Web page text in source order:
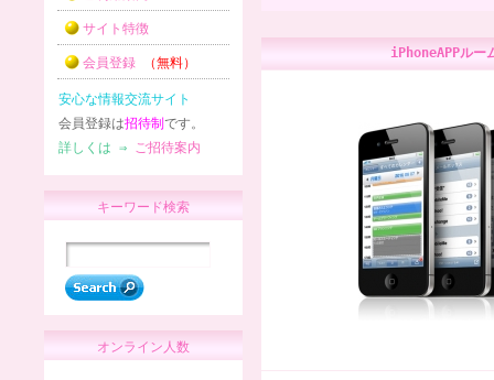
サイト特徴
会員登録 （無料）
安心な情報交流サイト
会員登録は招待制 です。
詳しくは ⇒ ご招待案内
キーワード検索
オンライン人数
iPhoneAPPルー